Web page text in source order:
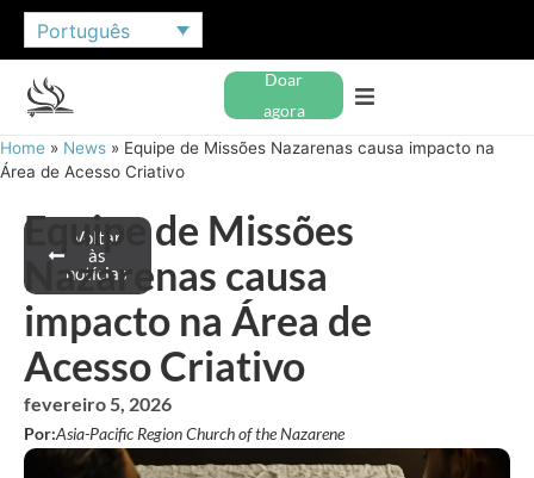
Português
Doar
agora
Home » News » Equipe de Missões Nazarenas causa impacto na
Área de Acesso Criativo
Voltar
às
notícias
Equipe de Missões
Nazarenas causa
impacto na Área de
Acesso Criativo
fevereiro 5, 2026
Por:Asia-Pacific Region Church of the Nazarene